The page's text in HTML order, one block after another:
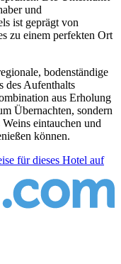
und
ist geprägt von
zu einem perfekten Ort
bodenständige
des Aufenthalts
aus Erholung
Übernachten, sondern
eintauchen und
können.
für dieses Hotel auf